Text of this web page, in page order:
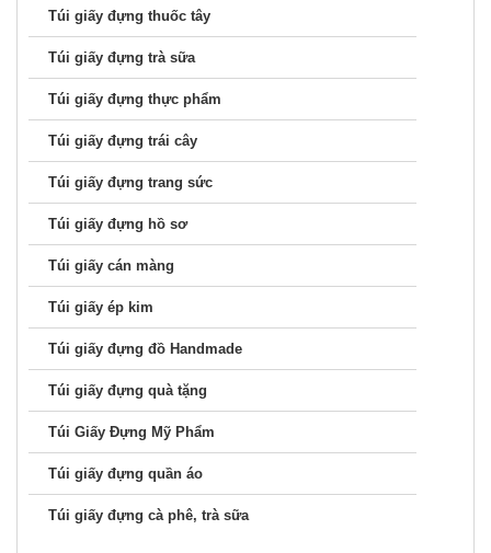
Túi giấy đựng thuốc tây
Túi giấy đựng trà sữa
Túi giấy đựng thực phẩm
Túi giấy đựng trái cây
Túi giấy đựng trang sức
Túi giấy đựng hồ sơ
Túi giấy cán màng
Túi giấy ép kim
Túi giấy đựng đồ Handmade
Túi giấy đựng quà tặng
Túi Giấy Đựng Mỹ Phẩm
Túi giấy đựng quần áo
Túi giấy đựng cà phê, trà sữa